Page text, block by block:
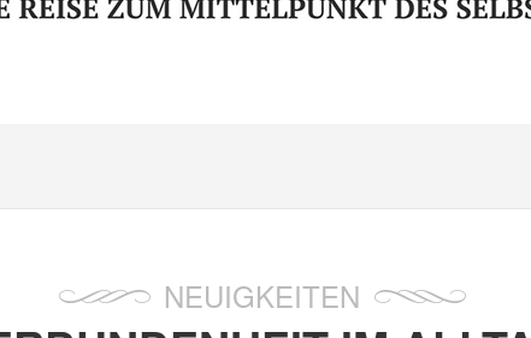
NEUIGKEITEN